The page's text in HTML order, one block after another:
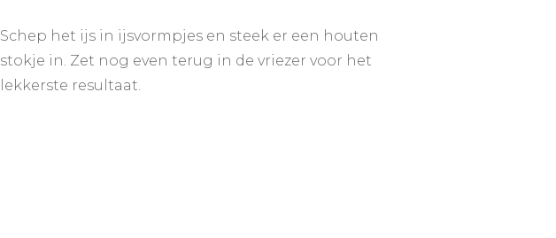
Schep het ijs in ijsvormpjes en steek er een houten
stokje in. Zet nog even terug in de vriezer voor het
lekkerste resultaat.